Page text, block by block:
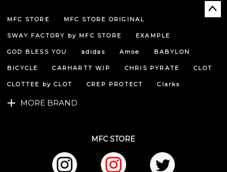
MFC STORE MFC STORE ORIGINAL
SWAY FACTORY by MFC STORE EXAMPLE
GOD BLESS YOU adidas Amoe BABYLON
BICYCLE CARHARTT WIP CHRIS PYRATE CLOT
CLOTTEE by CLOT CREP PROTECT Clarks
MORE BRAND
MFC STORE